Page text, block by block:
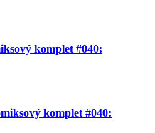
komplet #040:
komplet #040: